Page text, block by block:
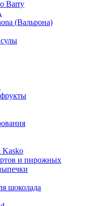
Barry
(Вальрона)
и пирожных
шоколада